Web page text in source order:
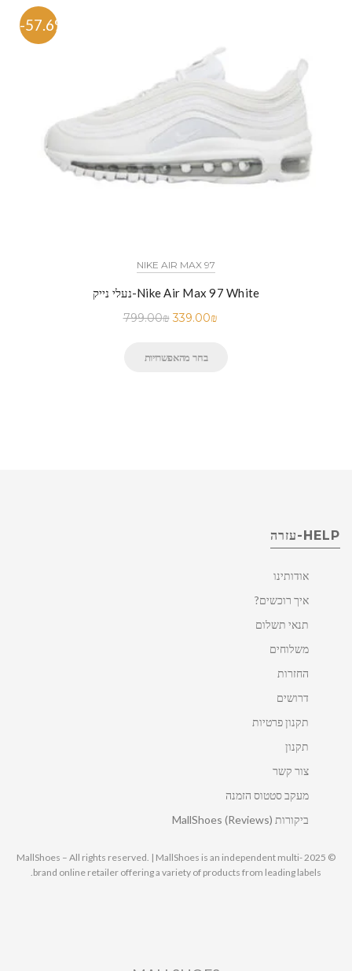
-57.6%
NIKE AIR MAX 97
נעלי נייק-Nike Air Max 97 White
799.00₪ 339.00₪
בחר מהאפשרויות
HELP-עזרה
אודותינו
איך רוכשים?
תנאי תשלום
משלוחים
החזרות
דרושים
תקנון פרטיות
תקנון
צור קשר
מעקב סטטוס הזמנה
ביקורות MallShoes (Reviews)
© 2025 MallShoes – All rights reserved. | MallShoes is an independent multi-
brand online retailer offering a variety of products from leading labels.